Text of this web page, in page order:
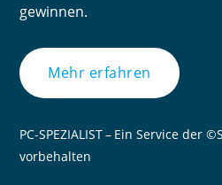
gewinnen.
Mehr erfahren
PC-SPEZIALIST – Ein Service der
vorbehalten